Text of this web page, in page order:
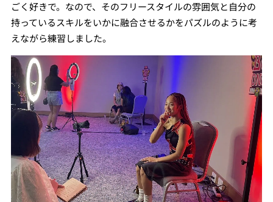
ごく好きで。なので、そのフリースタイルの雰囲気と自分の
持っているスキルをいかに融合させるかをパズルのように考
えながら練習しました。